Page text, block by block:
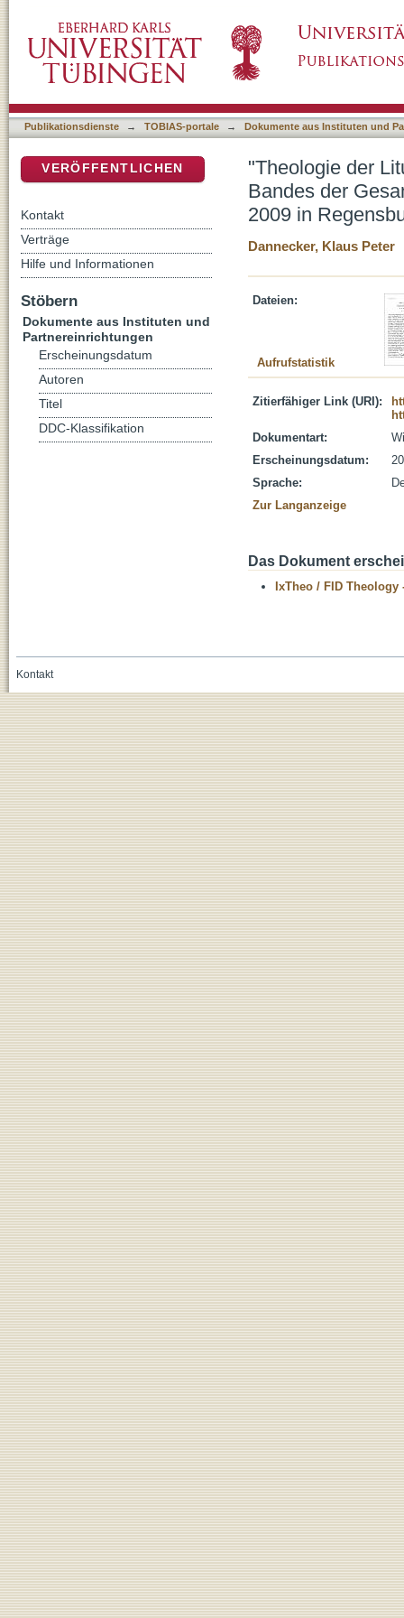
Schriften Joseph Ratzingers am 28. März
Publikationsdienste → TOBIAS-portale → Dokumente aus Instituten und
"Theologie der
Bandes der
2009 in
Dannecker, Klaus Peter
Dateien:
Aufrufstatistik
Zitierfähiger Link (URI):
Dokumentart:
Erscheinungsdatum:
Sprache:
Zur Langanzeige
Das Dokument
IxTheo / FID Theology
VERÖFFENTLICHEN
Kontakt
Verträge
Hilfe und Informationen
Stöbern
Dokumente aus Instituten und
Partnereinrichtungen
Erscheinungsdatum
Autoren
Titel
DDC-Klassifikation
Kontakt